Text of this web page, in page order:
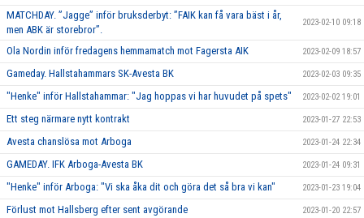
MATCHDAY. ”Jagge” inför bruksderbyt: ”FAIK kan få vara bäst i år,
men ABK är storebror”.
2023-02-10 09:18
Ola Nordin inför fredagens hemmamatch mot Fagersta AIK 2023-02-09 18:57
Gameday. Hallstahammars SK-Avesta BK 2023-02-03 09:35
"Henke" inför Hallstahammar: "Jag hoppas vi har huvudet på spets" 2023-02-02 19:01
Ett steg närmare nytt kontrakt 2023-01-27 22:53
Avesta chanslösa mot Arboga 2023-01-24 22:34
GAMEDAY. IFK Arboga-Avesta BK 2023-01-24 09:31
"Henke" inför Arboga: "Vi ska åka dit och göra det så bra vi kan" 2023-01-23 19:04
Förlust mot Hallsberg efter sent avgörande 2023-01-20 22:57